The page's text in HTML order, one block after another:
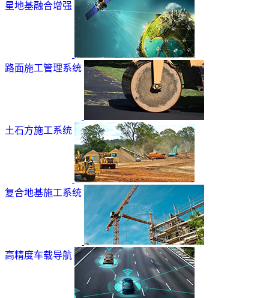
星地基融合增强
路面施工管理系统
土石方施工系统
复合地基施工系统
高精度车载导航